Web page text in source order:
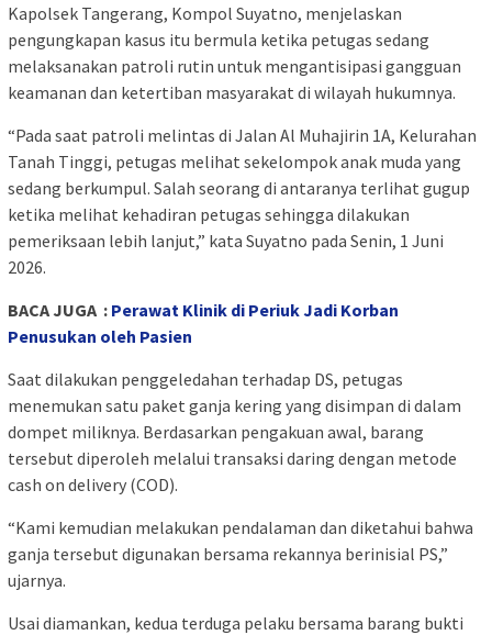
Kapolsek Tangerang, Kompol Suyatno, menjelaskan
pengungkapan kasus itu bermula ketika petugas sedang
melaksanakan patroli rutin untuk mengantisipasi gangguan
keamanan dan ketertiban masyarakat di wilayah hukumnya.
“Pada saat patroli melintas di Jalan Al Muhajirin 1A, Kelurahan
Tanah Tinggi, petugas melihat sekelompok anak muda yang
sedang berkumpul. Salah seorang di antaranya terlihat gugup
ketika melihat kehadiran petugas sehingga dilakukan
pemeriksaan lebih lanjut,” kata Suyatno pada Senin, 1 Juni
2026.
BACA JUGA : Perawat Klinik di Periuk Jadi Korban
Penusukan oleh Pasien
Saat dilakukan penggeledahan terhadap DS, petugas
menemukan satu paket ganja kering yang disimpan di dalam
dompet miliknya. Berdasarkan pengakuan awal, barang
tersebut diperoleh melalui transaksi daring dengan metode
cash on delivery (COD).
“Kami kemudian melakukan pendalaman dan diketahui bahwa
ganja tersebut digunakan bersama rekannya berinisial PS,”
ujarnya.
Usai diamankan, kedua terduga pelaku bersama barang bukti